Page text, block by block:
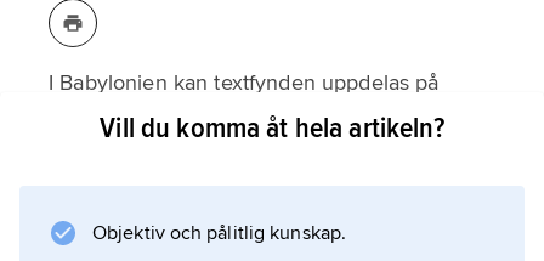
I Babylonien kan textfynden uppdelas på
samma sätt som utförligare redogjorts för
och juridiska dokument; dessutom fanns
Vill du komma åt hela artikeln?
Objektiv och pålitlig kunskap.